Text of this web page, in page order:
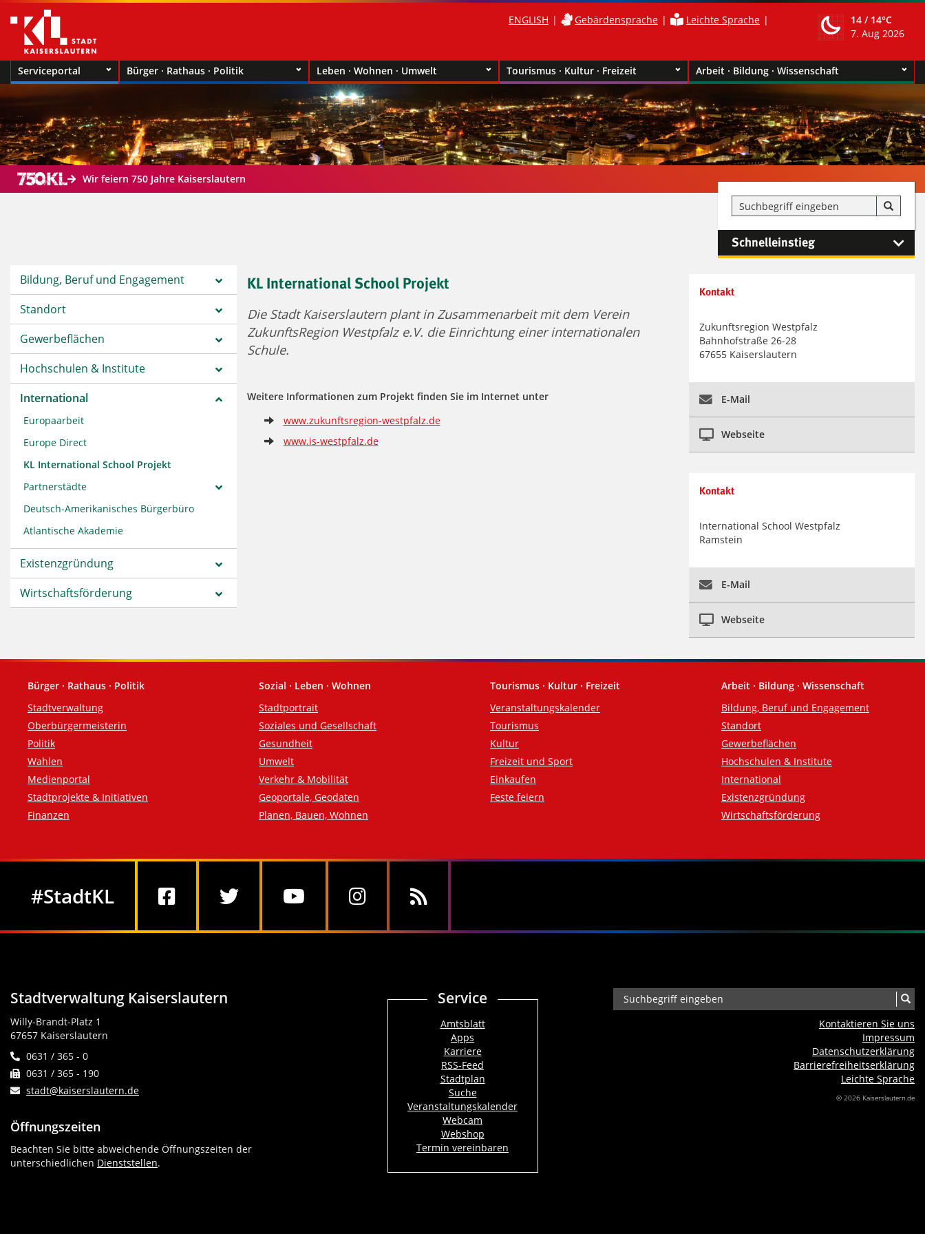
ENGLISH Gebärdensprache Leichte Sprache 14 / 14°C
7. Aug 2026
Serviceportal Bürger · Rathaus · Politik Leben · Wohnen · Umwelt Tourismus · Kultur · Freizeit Arbeit · Bildung · Wissenschaft
Wir feiern 750 Jahre Kaiserslautern
Schnelleinstieg
Bildung, Beruf und Engagement
Standort
Gewerbeflächen
Hochschulen & Institute
International
Europaarbeit
Europe Direct
KL International School Projekt
Partnerstädte
Deutsch-Amerikanisches Bürgerbüro
Atlantische Akademie
Existenzgründung
Wirtschaftsförderung
KL International School Projekt
Die Stadt Kaiserslautern plant in Zusammenarbeit mit dem Verein
ZukunftsRegion Westpfalz e.V. die Einrichtung einer internationalen
Schule.
Weitere Informationen zum Projekt finden Sie im Internet unter
www.zukunftsregion-westpfalz.de
www.is-westpfalz.de
Kontaktinformationen und
Kontakt
Zukunftsregion Westpfalz
Bahnhofstraße 26-28
67655 Kaiserslautern
E-Mail
Webseite
Kontakt
International School Westpfalz
Ramstein
E-Mail
Webseite
Fußzeile
Bürger · Rathaus · Politik
Stadtverwaltung
Oberbürgermeisterin
Politik
Wahlen
Medienportal
Stadtprojekte & Initiativen
Finanzen
Sozial · Leben · Wohnen
Stadtportrait
Soziales und Gesellschaft
Gesundheit
Umwelt
Verkehr & Mobilität
Geoportale, Geodaten
Planen, Bauen, Wohnen
Tourismus · Kultur · Freizeit
Veranstaltungskalender
Tourismus
Kultur
Freizeit und Sport
Einkaufen
Feste feiern
Arbeit · Bildung · Wissenschaft
Bildung, Beruf und Engagement
Standort
Gewerbeflächen
Hochschulen & Institute
International
Existenzgründung
Wirtschaftsförderung
#StadtKL
Stadtverwaltung Kaiserslautern
Willy-Brandt-Platz 1
67657 Kaiserslautern
0631 / 365 - 0
0631 / 365 - 190
stadt@kaiserslautern.de
Öffnungszeiten
Beachten Sie bitte abweichende Öffnungszeiten der
unterschiedlichen Dienststellen.
Service
Amtsblatt
Apps
Karriere
RSS-Feed
Stadtplan
Suche
Veranstaltungskalender
Webcam
Webshop
Termin vereinbaren
Kontaktieren Sie uns
Impressum
Datenschutzerklärung
Barrierefreiheits­erklärung
Leichte Sprache
© 2026 Kaiserslautern.de